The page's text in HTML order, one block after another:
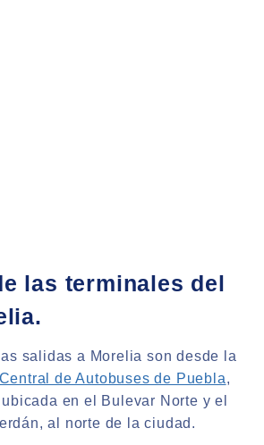
las terminales del
salidas a Morelia son desde la
de Autobuses de Puebla,
en el Bulevar Norte y el
al norte de la ciudad.